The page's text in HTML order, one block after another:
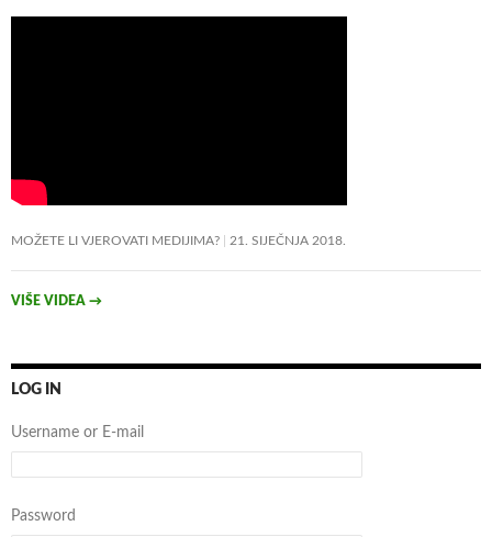
MOŽETE LI VJEROVATI MEDIJIMA? 21. SIJEČNJA 2018.
VIŠE VIDEA →
LOG IN
Username or E-mail
Password